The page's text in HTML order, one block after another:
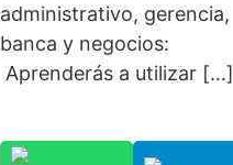
administrativo, gerencia,
banca y negocios:
Aprenderás a utilizar […]